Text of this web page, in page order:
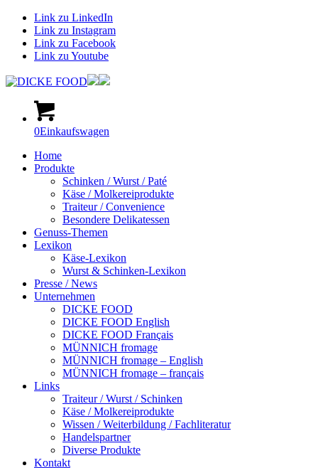
Link zu LinkedIn
Link zu Instagram
Link zu Facebook
Link zu Youtube
0Einkaufswagen
Home
Produkte
Schinken / Wurst / Paté
Käse / Molkereiprodukte
Traiteur / Convenience
Besondere Delikatessen
Genuss-Themen
Lexikon
Käse-Lexikon
Wurst & Schinken-Lexikon
Presse / News
Unternehmen
DICKE FOOD
DICKE FOOD English
DICKE FOOD Français
MÜNNICH fromage
MÜNNICH fromage – English
MÜNNICH fromage – français
Links
Traiteur / Wurst / Schinken
Käse / Molkereiprodukte
Wissen / Weiterbildung / Fachliteratur
Handelspartner
Diverse Produkte
Kontakt